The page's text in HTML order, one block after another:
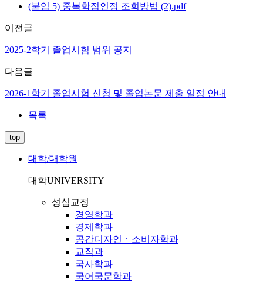
(붙임 5) 중복학점인정 조회방법 (2).pdf
이전글
2025-2학기 졸업시험 범위 공지
다음글
2026-1학기 졸업시험 신청 및 졸업논문 제출 일정 안내
목록
top
대학/대학원
대학UNIVERSITY
성심교정
경영학과
경제학과
공간디자인ㆍ소비자학과
교직과
국사학과
국어국문학과